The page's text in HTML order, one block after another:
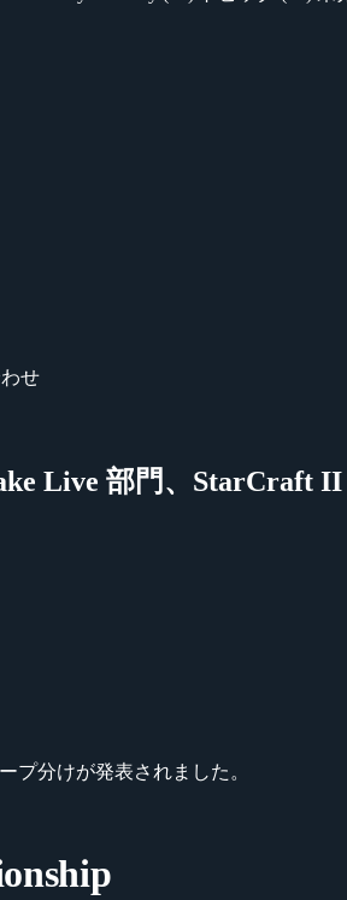
せ
Live 部門、StarCraft
ープ分けが発表されました。